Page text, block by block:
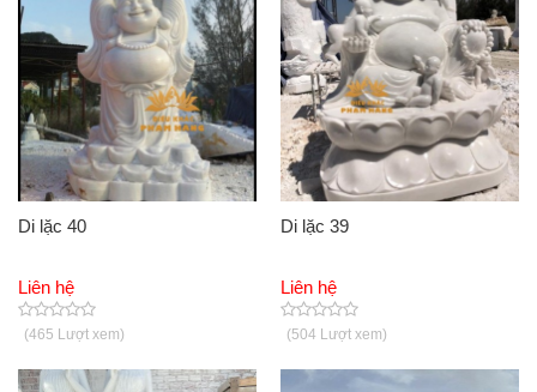
Di lặc 40
Liên hệ
(465 Lượt xem)
Di lặc 39
Liên hệ
(504 Lượt xem)